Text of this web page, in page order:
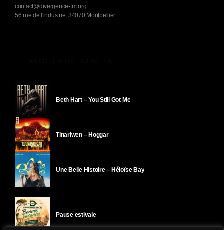
contact@divergence-fm.org
56 rue de l'industrie, 34070 Montpellier
Beth Hart – You Still Got Me
Tinariwen – Hoggar
Une Belle Histoire – Héloïse Bay
Pause estivale